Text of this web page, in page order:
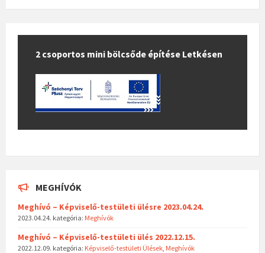
2 csoportos mini bölcsőde építése Letkésen
MEGHÍVÓK
Meghívó – Képviselő-testületi ülésre 2023.04.24.
2023.04.24. kategória: Meghívók
Meghívó – Képviselő-testületi ülés 2022.12.15.
2022.12.09. kategória: Képviselő-testületi Ülések Meghívók